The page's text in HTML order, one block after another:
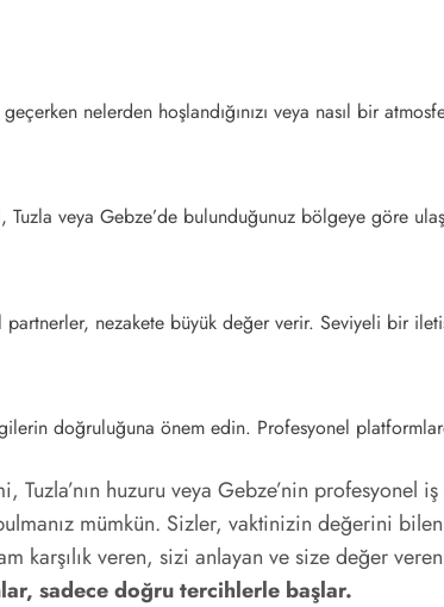
nelerden hoşlandığınızı veya nasıl bir
Tuzla veya Gebze’de bulunduğunuz bölgeye göre
partnerler, nezakete büyük değer verir. Seviyeli bir
doğruluğuna önem edin. Profesyonel
Tuzla’nın huzuru veya Gebze’nin profesyonel
mümkün. Sizler, vaktinizin değerini
veren, sizi anlayan ve size değer
sadece doğru tercihlerle başlar.